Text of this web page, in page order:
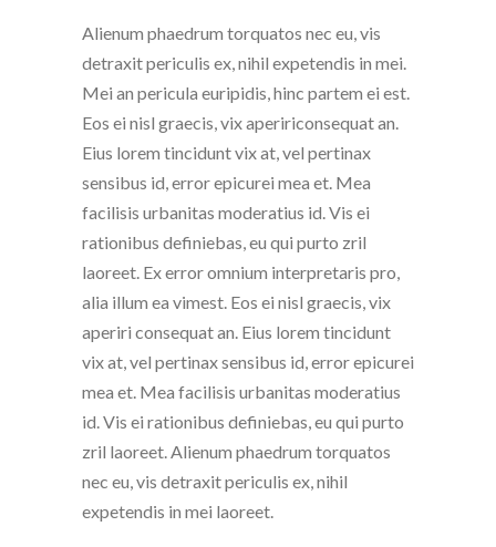
Alienum phaedrum torquatos nec eu, vis
detraxit periculis ex, nihil expetendis in mei.
Mei an pericula euripidis, hinc partem ei est.
Eos ei nisl graecis, vix apeririconsequat an.
Eius lorem tincidunt vix at, vel pertinax
sensibus id, error epicurei mea et. Mea
facilisis urbanitas moderatius id. Vis ei
rationibus definiebas, eu qui purto zril
laoreet. Ex error omnium interpretaris pro,
alia illum ea vimest. Eos ei nisl graecis, vix
aperiri consequat an. Eius lorem tincidunt
vix at, vel pertinax sensibus id, error epicurei
mea et. Mea facilisis urbanitas moderatius
id. Vis ei rationibus definiebas, eu qui purto
zril laoreet. Alienum phaedrum torquatos
nec eu, vis detraxit periculis ex, nihil
expetendis in mei laoreet.